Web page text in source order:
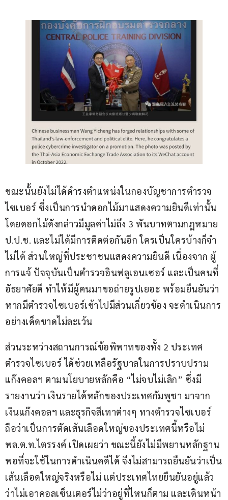
ขณะนั้นยังไม่ได้ดำรงตำแหน่งในกองบัญชาการตำรวจ
ไซเบอร์ ซึ่งเป็นการนำดอกไม้มาแสดงความยินดีเท่านั้น
โดยดอกไม้ดังกล่าวมีมูลค่าไม่ถึง 3 พันบาทตามกฎหมาย
ป.ป.ช. และไม่ได้มีการติดต่อกันอีก ใครเป็นใครบ้างก็จำ
ไม่ได้ ส่วนใหญ่ที่ประชาชนแสดงความยินดี เนื่องจาก ผู้
การแจ้ ปัจจุบันเป็นตำรวจอินฟลูเอนเซอร์ และเป็นคนที่
อัธยาศัยดี ทำให้มีผู้คนมาขอถ่ายรูปเยอะ พร้อมยืนยันว่า
หากมีตำรวจไซเบอร์เข้าไปมีส่วนเกี่ยวข้อง จะดำเนินการ
อย่างเด็ดขาดไม่ละเว้น
ส่วนระหว่างสถานการณ์ข้อพิพาทของทั้ง 2 ประเทศ
ตำรวจไซเบอร์ ได้ช่วยเหลือรัฐบาลในการปราบปราม
แก๊งคอลฯ ตามนโยบายหลักคือ “ไม่จบไม่เลิก” ซึ่งมี
รายงานว่า เงินรายได้หลักของประเทศกัมพูชา มาจาก
เงินแก๊งคอลฯ และธุรกิจสีเทาต่างๆ ทางตำรวจไซเบอร์
ถือว่าเป็นการตัดเส้นเลือดใหญ่ของประเทศนี้หรือไม่
พล.ต.ท.ไตรรงค์ เปิดเผยว่า ขณะนี้ยังไม่มีพยานหลักฐาน
พอที่จะใช้ในการดำเนินคดีได้ จึงไม่สามารถยืนยันว่าเป็น
เส้นเลือดใหญ่จริงหรือไม่ แต่ประเทศไทยยืนยันอยู่แล้ว
ว่าไม่เอาคอลเซ็นเตอร์ไม่ว่าอยู่ที่ไหนก็ตาม และเดินหน้า